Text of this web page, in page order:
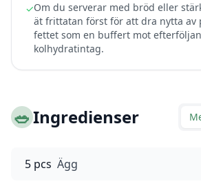
✓Om du serverar med bröd eller
ät frittatan först för att dra nytta av
fettet som en buffert mot
kolhydratintag.
🥗Ingredienser
5 pcs Ägg